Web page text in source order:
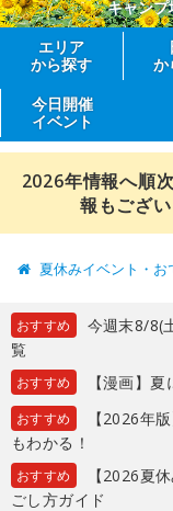
キャン
エリア
から探す
か
今日開催
イベント
2026年情報へ順
報もござ
夏休みイベント・お
おすすめ
今週末8/8(
覧
おすすめ 【漫画】
おすすめ
【2026年
もわかる！
おすすめ
【2026夏
ごし方ガイド